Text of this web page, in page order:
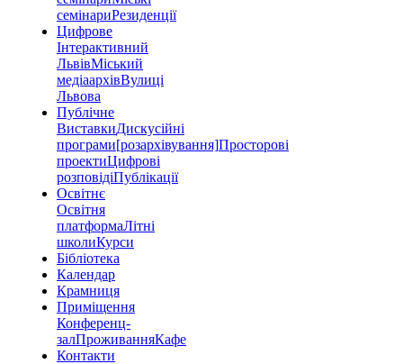
семінариРезиденції
Цифрове
Інтерактивний
ЛьвівМіський
медіаархівВулиці
Львова
Публічне
ВиставкиДискусійні
програми[розархівування]Просторові
проектиЦифрові
розповідіПублікації
Освітнє
Освітня
платформаЛітні
школиКурси
Бібліотека
Календар
Крамниця
Приміщення
Конференц-
залПроживанняКафе
Контакти